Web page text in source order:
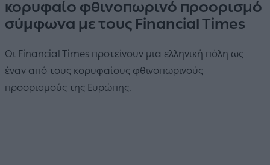
κορυφαίο φθινοπωρινό προορισμό
σύμφωνα με τους Financial Times
Οι Financial Times προτείνουν μια ελληνική πόλη ως
έναν από τους κορυφαίους φθινοπωρινούς
προορισμούς της Ευρώπης.